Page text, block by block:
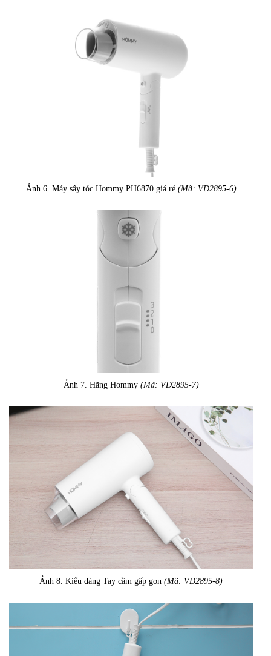
Ảnh 6. Máy sấy tóc Hommy PH6870 giá rẻ (Mã: VD2895-6)
Ảnh 7. Hãng Hommy (Mã: VD2895-7)
Ảnh 8. Kiểu dáng Tay cầm gấp gọn (Mã: VD2895-8)